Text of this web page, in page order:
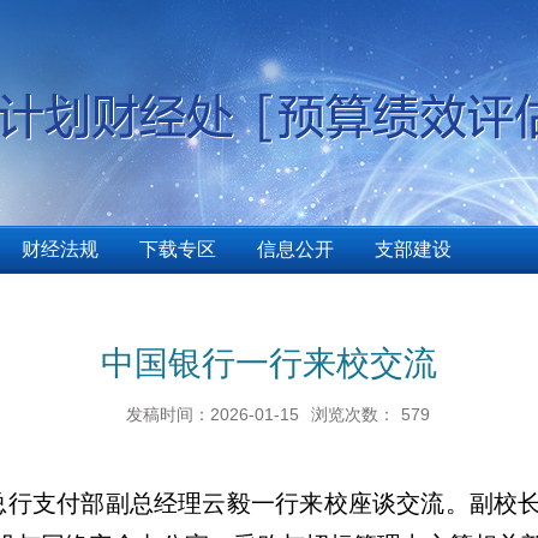
财经法规 下载专区 信息公开 支部建设
中国银行一行来校交流
发稿时间：2026-01-15 浏览次数： 579
支付部副总经理云毅一行来校座谈交流。副校